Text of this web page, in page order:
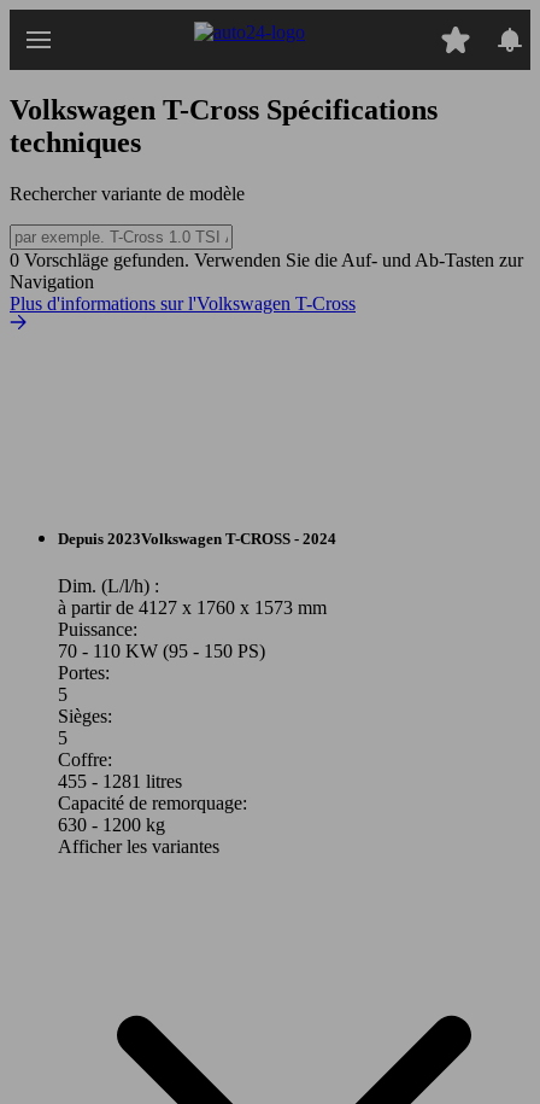
au
Volkswagen T-Cross Spécifications
techniques
Rechercher variante de modèle
0 Vorschläge gefunden. Verwenden Sie die Auf- und Ab-Tasten zur
Navigation
Plus d'informations sur l'Volkswagen T-Cross
Depuis 2023Volkswagen T-CROSS - 2024
Dim. (L/l/h) :
à partir de 4127 x 1760 x 1573 mm
Puissance:
70 - 110 KW (95 - 150 PS)
Portes:
5
Sièges:
5
Coffre:
455 - 1281 litres
Capacité de remorquage:
630 - 1200 kg
Afficher les variantes